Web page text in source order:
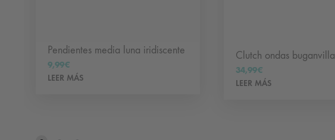
Pendientes media luna iridiscente
9,99€
LEER MÁS
Clutch ondas buganvilla
34,99€
LEER MÁS